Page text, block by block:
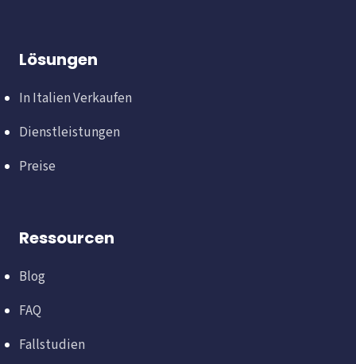
Lösungen
In Italien Verkaufen
Dienstleistungen
Preise
Ressourcen
Blog
FAQ
Fallstudien